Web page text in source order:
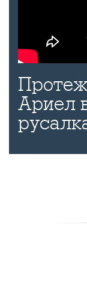
Ариел